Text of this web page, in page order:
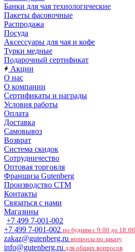
Банки для чая технологические
Пакеты фасовочные
Распродажа
Посуда
Аксессуары для чая и кофе
Турки медные
Подарочный сертификат
Акции
О нас
О компании
Сертификаты и награды
Условия работы
Оплата
Доставка
Самовывоз
Возврат
Система скидок
Сотрудничество
Оптовая торговля
Франшиза Gutenberg
Производство СТМ
Контакты
Связаться с нами
Магазины
+7 499 7-001-002
+7 499 7-001-002 по будням с 9:00 до 18:00
zakaz@gutenberg.ru вопросы по заказу
info@gutenberg.ru для общих вопросов